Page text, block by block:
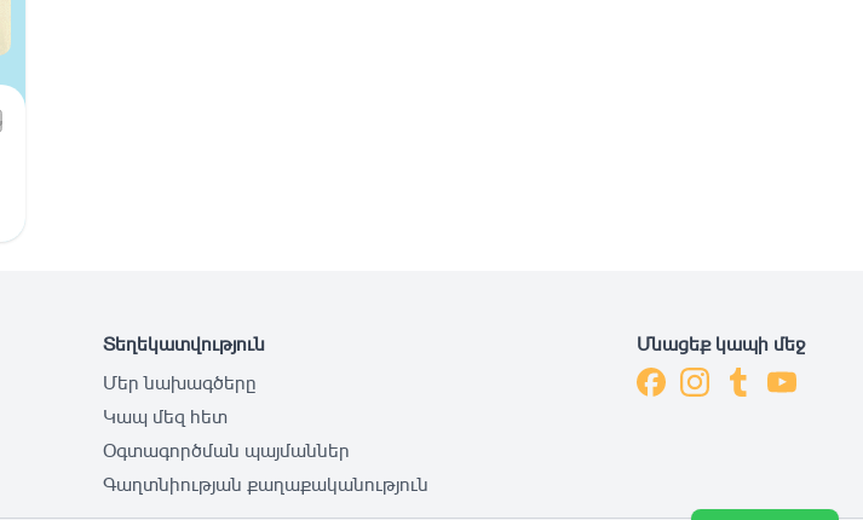
Տեղեկատվություն
Մեր նախագծերը
Կապ մեզ հետ
Օգտագործման պայմաններ
Գաղտնիության քաղաքականություն
Մնացեք կապի մեջ